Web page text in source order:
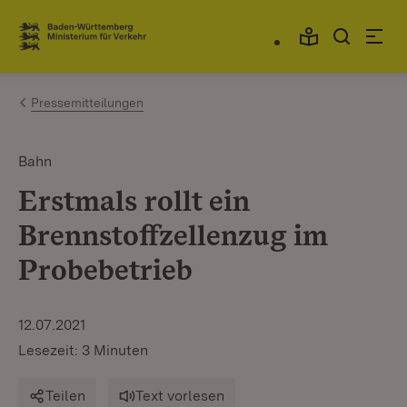
Zum Inhalt springen
Link zur Startseite
Pressemitteilungen
Bahn
Erstmals rollt ein
Brennstoffzellenzug im
Probebetrieb
12.07.2021
Lesezeit: 3 Minuten
Teilen Text vorlesen